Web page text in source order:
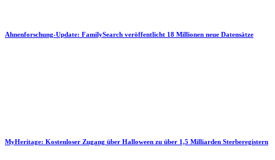
Ahnenforschung-Update: FamilySearch veröffentlicht 18 Millionen neue Datensätze
MyHeritage: Kostenloser Zugang über Halloween zu über 1,5 Milliarden Sterberegistern